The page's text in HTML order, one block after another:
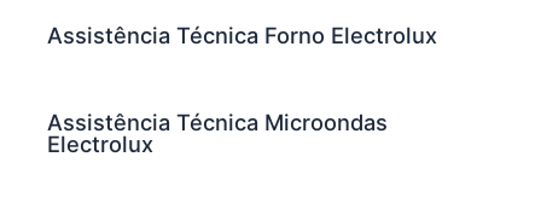
Assistência Técnica Forno Electrolux
Assistência Técnica Microondas
Electrolux